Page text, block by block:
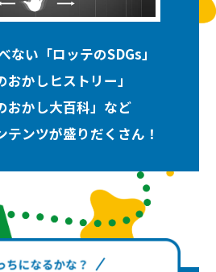
ない「ロッテのSDGs」
おかしヒストリー」
おかし大百科」など
テンツが盛りだくさん！